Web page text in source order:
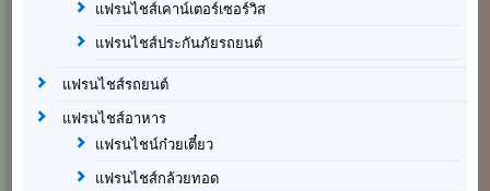
แฟรนไชส์เคาน์เตอร์เซอร์วิส
แฟรนไชส์ประกันภัยรถยนต์
แฟรนไชส์รถยนต์
แฟรนไชส์อาหาร
แฟรนไชน์ก๋วยเตี๋ยว
แฟรนไชส์กล้วยทอด